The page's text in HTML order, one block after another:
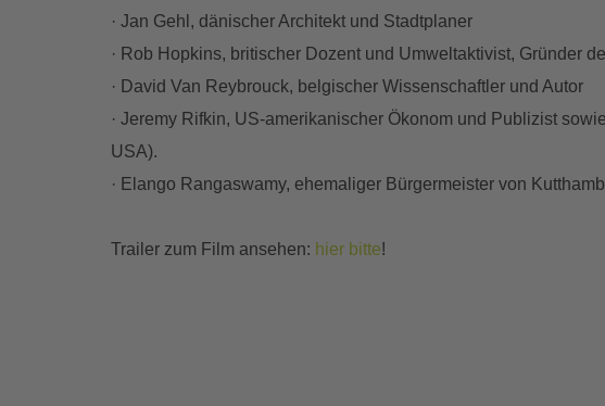
· Jan Gehl, dänischer Architekt und Stadtplaner
· Rob Hopkins, britischer Dozent und Umweltaktivist, Gründer
· David Van Reybrouck, belgischer Wissenschaftler und Autor
· Jeremy Rifkin, US-amerikanischer Ökonom und Publizist
USA).
· Elango Rangaswamy, ehemaliger Bürgermeister von
Trailer zum Film ansehen: hier bitte!